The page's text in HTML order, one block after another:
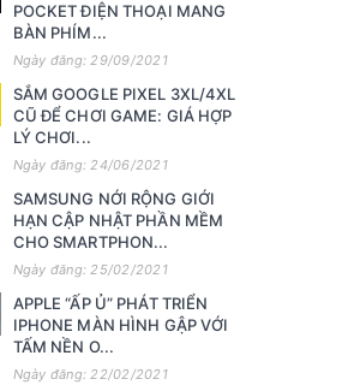
POCKET ĐIỆN THOẠI MANG
BÀN PHÍM...
Ngày đăng: 29/09/2021
SẮM GOOGLE PIXEL 3XL/4XL
CŨ ĐỂ CHƠI GAME: GIÁ HỢP
LÝ CHƠI...
Ngày đăng: 24/06/2021
SAMSUNG NỚI RỘNG GIỚI
HẠN CẬP NHẬT PHẦN MỀM
CHO SMARTPHON...
Ngày đăng: 25/02/2021
APPLE “ẤP Ủ” PHÁT TRIỂN
IPHONE MÀN HÌNH GẬP VỚI
TẤM NỀN O...
Ngày đăng: 22/02/2021